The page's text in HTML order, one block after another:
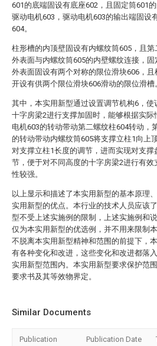
601的底端固设有底座602，且固定筒601
驱动电机603，驱动电机603的输出端固设
604。
柱形槽的内顶壁固设有内螺纹筒605，且第
外表面与内螺纹筒605的内壁螺纹连接，固
外表面固设有两个对称的限位滑块606，
开设有供两个限位滑块606滑动的限位滑槽
其中，本实用新型通过设置调节机构6，使
十字房梁2进行支撑加固时，能够根据实际
电机603的转动带动第二螺纹柱604转动，
的转动带动内螺纹筒605将支撑立柱1向上
对支撑立柱1长度的调节，进而实现对支撑
节，便于对不同高度的十字房梁2进行有效
性较强。
以上显示和描述了本实用新型的基本原理
实用新型的优点。本行业的技术人员应该
型不受上述实施例的限制，上述实施例和
仅为本实用新型的优选例，并不用来限制
不脱离本实用新型精神和范围的前提下，
有各种变化和改进，这些变化和改进都落
实用新型范围内。本实用新型要求保护范
要求书及其等效物界定。
Similar Documents
Publication Publication Date